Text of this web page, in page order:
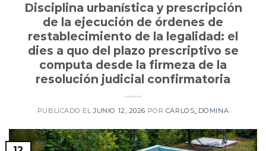
Disciplina urbanística y prescripción
de la ejecución de órdenes de
restablecimiento de la legalidad: el
dies a quo del plazo prescriptivo se
computa desde la firmeza de la
resolución judicial confirmatoria
PUBLICADO ELJUNIO 12, 2026 POR CARLOS_DOMINA